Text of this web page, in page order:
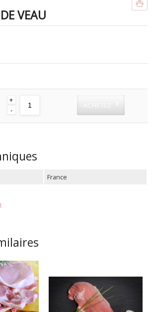
VEAU
+
-
ACHETEZ
France